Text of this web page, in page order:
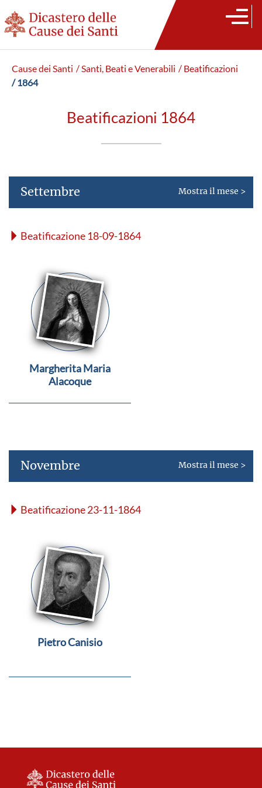
Cause dei Santi / Santi, Beati e Venerabili / Beatificazioni
/ 1864
Beatificazioni 1864
Settembre Mostra il mese >
Beatificazione 18-09-1864
Margherita Maria
Alacoque
Novembre Mostra il mese >
Beatificazione 23-11-1864
Pietro Canisio